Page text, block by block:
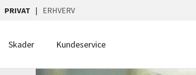
PRIVAT ERHVERV
Skader Kundeservice